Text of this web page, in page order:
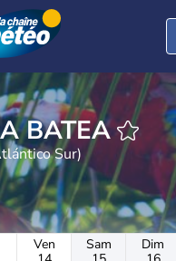
LA BATEA
Sur)
Ven
Sam
Dim